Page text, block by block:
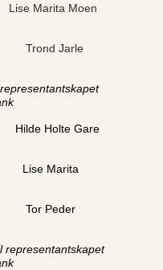
Marita Moen
Trond Jarle
Holte Gare
representantskapet